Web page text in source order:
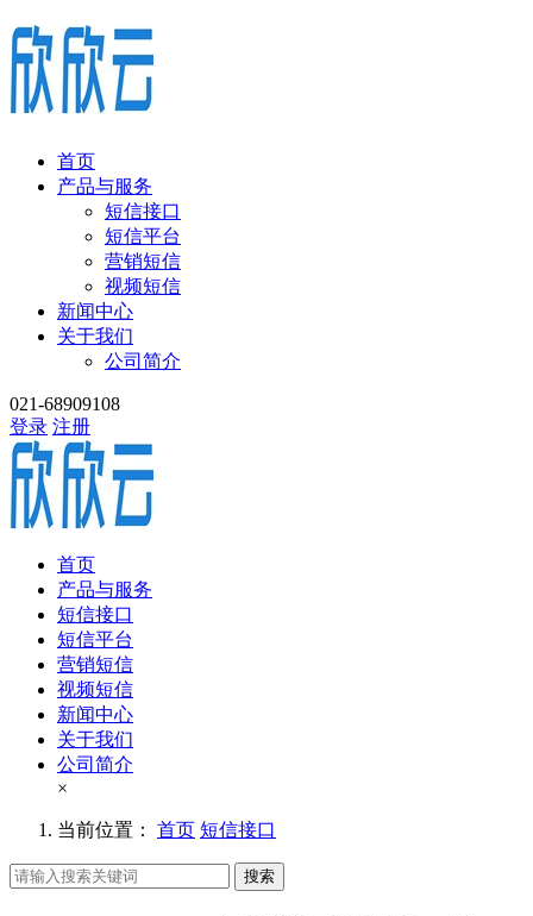
首页
产品与服务
短信接口
短信平台
营销短信
视频短信
新闻中心
关于我们
公司简介
021-68909108
登录 注册
首页
产品与服务
短信接口
短信平台
营销短信
视频短信
新闻中心
关于我们
公司简介
×
当前位置： 首页 短信接口
搜索